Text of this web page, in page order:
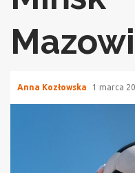
Anna Kozłowska 1 marca